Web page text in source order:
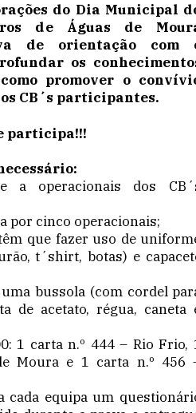
do Dia Municipal
de Águas de
de orientação com
os
promover o
CB´s participantes.
participa!!!
a operacionais dos
por cinco operacionais;
que fazer uso de
t´shirt, botas) e
bussola (com cordel
de acetato, régua, caneta
1 carta n.º 444 – Rio Frio,
Moura e 1 carta n.º 456
cada equipa um